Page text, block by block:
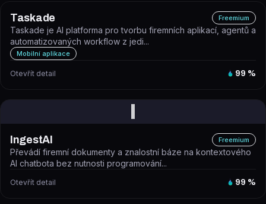
Taskade Freemium
Taskade je AI platforma pro tvorbu firemních aplikací, agentů a
automatizovaných workflow z jedi...
Mobilní aplikace
Otevřít detail 99 %
I
IngestAI Freemium
Převádí firemní dokumenty a znalostní báze na kontextového
AI chatbota bez nutnosti programování...
Otevřít detail 99 %